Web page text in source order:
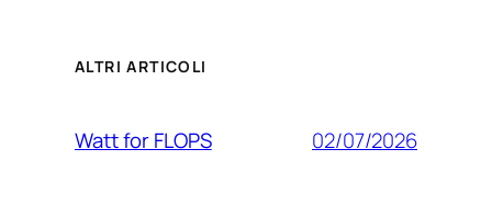
ALTRI ARTICOLI
Watt for FLOPS 02/07/2026